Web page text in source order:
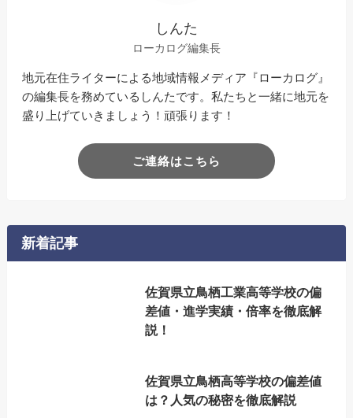
しんた
ローカログ編集長
地元在住ライターによる地域情報メディア『ローカログ』
の編集長を務めているしんたです。私たちと一緒に地元を
盛り上げていきましょう！頑張ります！
ご連絡はこちら
新着記事
佐賀県立鳥栖工業高等学校の偏
差値・進学実績・倍率を徹底解
説！
佐賀県立鳥栖高等学校の偏差値
は？人気の秘密を徹底解説